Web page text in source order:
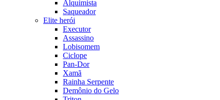
Alquimista
Saqueador
Elite herói
Executor
Assassino
Lobisomem
Ciclope
Pan-Dor
Xamã
Rainha Serpente
Demônio do Gelo